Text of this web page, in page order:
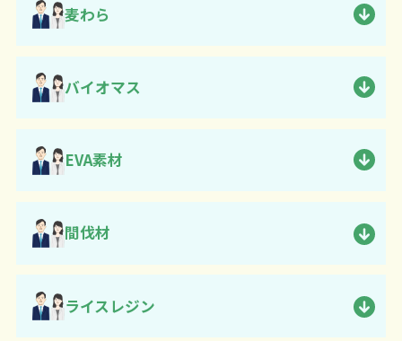
麦わら
バイオマス
EVA素材
間伐材
ライスレジン